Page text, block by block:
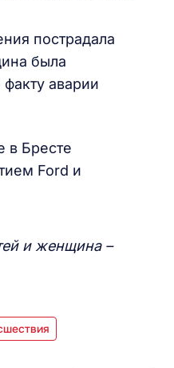
пострадала
была
аварии
в Бресте
Ford и
и женщина –